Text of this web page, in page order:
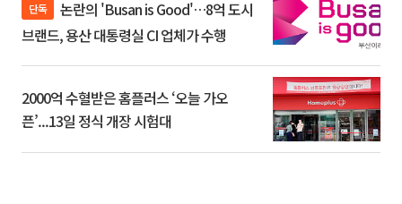
단독
브랜드, 용산 대통령실 CI 업체가 수행
2000억 수혈받은 홈플러스 ‘오늘 가오
픈’...13일 정식 개장 시험대